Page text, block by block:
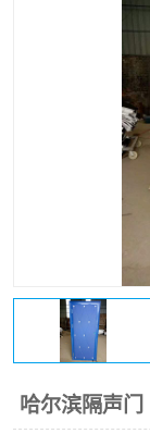
哈尔滨隔声门
工业电动折叠
变压器室配电